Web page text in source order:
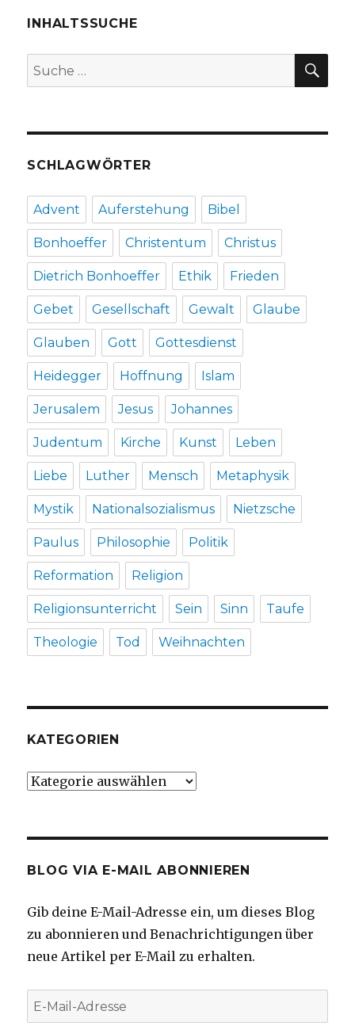
–
INHALTSSUCHE
Suche
nach:
SCHLAGWÖRTER
Advent Auferstehung Bibel
Bonhoeffer Christentum Christus
Dietrich Bonhoeffer Ethik Frieden
Gebet Gesellschaft Gewalt Glaube
Glauben Gott Gottesdienst
Heidegger Hoffnung Islam
Jerusalem Jesus Johannes
Judentum Kirche Kunst Leben
Liebe Luther Mensch Metaphysik
Mystik Nationalsozialismus Nietzsche
Paulus Philosophie Politik
Reformation Religion
Religionsunterricht Sein Sinn Taufe
Theologie Tod Weihnachten
KATEGORIEN
Kategorien
BLOG VIA E-MAIL ABONNIEREN
Gib deine E-Mail-Adresse ein, um dieses Blog
zu abonnieren und Benachrichtigungen über
neue Artikel per E-Mail zu erhalten.
E-
Mail-